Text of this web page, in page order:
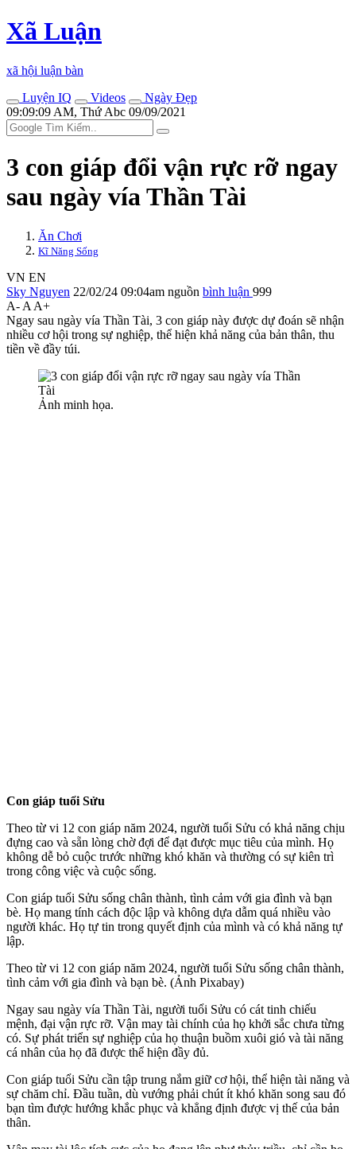
Xã Luận
xã hội luận bàn
Luyện IQ
Videos
Ngày Đẹp
09:09:09 AM, Thứ Abc 09/09/2021
3 con giáp đổi vận rực rỡ ngay
sau ngày vía Thần Tài
Ăn Chơi
Kĩ Năng Sống
VN EN
Sky Nguyen 22/02/24 09:04am nguồn bình luận 999
A- A A+
Ngay sau ngày vía Thần Tài, 3 con giáp này được dự đoán sẽ nhận
nhiều cơ hội trong sự nghiệp, thể hiện khả năng của bản thân, thu
tiền về đầy túi.
Ảnh minh họa.
Con giáp tuổi Sửu
Theo từ vi 12 con giáp năm 2024, người tuổi Sửu có khả năng chịu
đựng cao và sẵn lòng chờ đợi để đạt được mục tiêu của mình. Họ
không dễ bỏ cuộc trước những khó khăn và thường có sự kiên trì
trong công việc và cuộc sống.
Con giáp tuổi Sửu sống chân thành, tình cảm với gia đình và bạn
bè. Họ mang tính cách độc lập và không dựa dẫm quá nhiều vào
người khác. Họ tự tin trong quyết định của mình và có khả năng tự
lập.
Theo từ vi 12 con giáp năm 2024, người tuổi Sửu sống chân thành,
tình cảm với gia đình và bạn bè. (Ảnh Pixabay)
Ngay sau ngày vía Thần Tài, người tuổi Sửu có cát tinh chiếu
mệnh, đại vận rực rỡ. Vận may tài chính của họ khởi sắc chưa từng
có. Sự phát triển sự nghiệp của họ thuận buồm xuôi gió và tài năng
cá nhân của họ đã được thể hiện đầy đủ.
Con giáp tuổi Sửu cần tập trung nắm giữ cơ hội, thể hiện tài năng và
sự chăm chỉ. Đầu tuần, dù vướng phải chút ít khó khăn song sau đó
bạn tìm được hướng khắc phục và khẳng định được vị thế của bản
thân.